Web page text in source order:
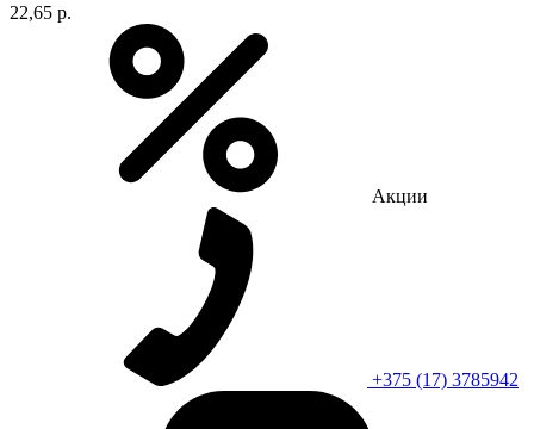
22,65 р.
Акции
+375 (17) 3785942